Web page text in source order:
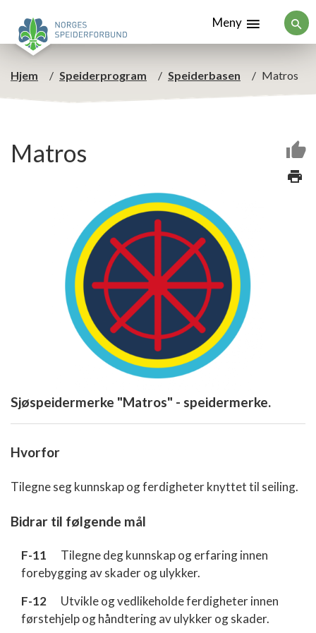
Meny
Hjem Speiderprogram Speiderbasen Matros
Matros
Sjøspeidermerke "Matros" - speidermerke.
Hvorfor
Tilegne seg kunnskap og ferdigheter knyttet til seiling.
Bidrar til følgende mål
F-11
Tilegne deg kunnskap og erfaring innen
forebygging av skader og ulykker.
F-12
Utvikle og vedlikeholde ferdigheter innen
førstehjelp og håndtering av ulykker og skader.